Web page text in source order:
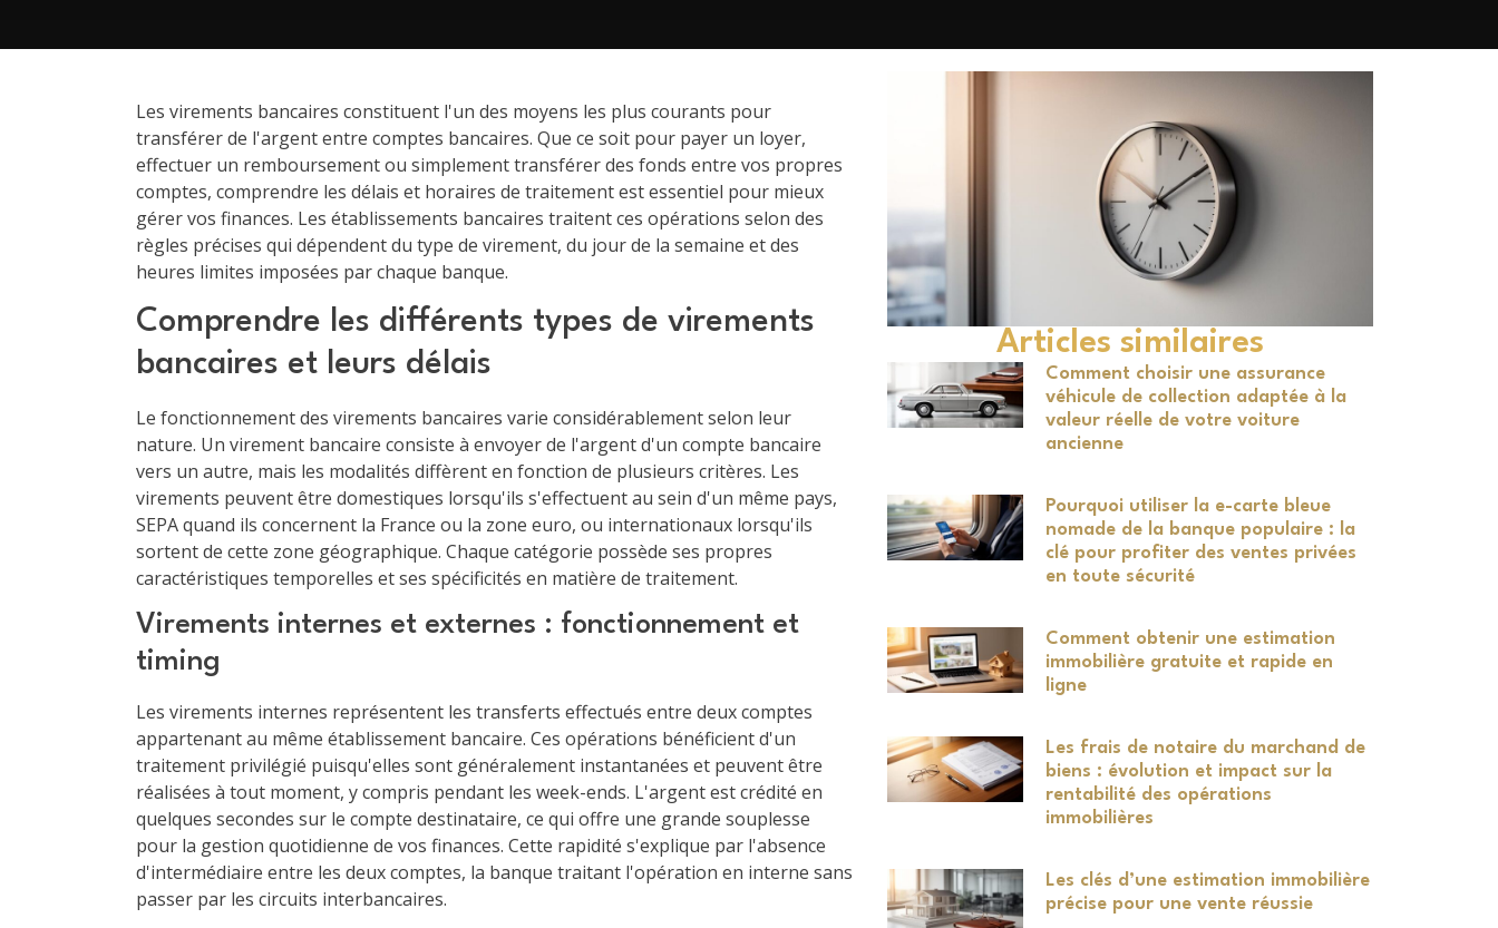
Les virements bancaires constituent l'un des moyens les plus courants pour
transférer de l'argent entre comptes bancaires. Que ce soit pour payer un loyer,
effectuer un remboursement ou simplement transférer des fonds entre vos propres
comptes, comprendre les délais et horaires de traitement est essentiel pour mieux
gérer vos finances. Les établissements bancaires traitent ces opérations selon des
règles précises qui dépendent du type de virement, du jour de la semaine et des
heures limites imposées par chaque banque.
Comprendre les différents types de virements
bancaires et leurs délais
Le fonctionnement des virements bancaires varie considérablement selon leur
nature. Un virement bancaire consiste à envoyer de l'argent d'un compte bancaire
vers un autre, mais les modalités diffèrent en fonction de plusieurs critères. Les
virements peuvent être domestiques lorsqu'ils s'effectuent au sein d'un même pays,
SEPA quand ils concernent la France ou la zone euro, ou internationaux lorsqu'ils
sortent de cette zone géographique. Chaque catégorie possède ses propres
caractéristiques temporelles et ses spécificités en matière de traitement.
Virements internes et externes : fonctionnement et
timing
Les virements internes représentent les transferts effectués entre deux comptes
appartenant au même établissement bancaire. Ces opérations bénéficient d'un
traitement privilégié puisqu'elles sont généralement instantanées et peuvent être
réalisées à tout moment, y compris pendant les week-ends. L'argent est crédité en
quelques secondes sur le compte destinataire, ce qui offre une grande souplesse
pour la gestion quotidienne de vos finances. Cette rapidité s'explique par l'absence
d'intermédiaire entre les deux comptes, la banque traitant l'opération en interne sans
passer par les circuits interbancaires.
Articles similaires
Comment choisir une assurance
véhicule de collection adaptée à la
valeur réelle de votre voiture
ancienne
Pourquoi utiliser la e-carte bleue
nomade de la banque populaire : la
clé pour profiter des ventes privées
en toute sécurité
Comment obtenir une estimation
immobilière gratuite et rapide en
ligne
Les frais de notaire du marchand de
biens : évolution et impact sur la
rentabilité des opérations
immobilières
Les clés d’une estimation immobilière
précise pour une vente réussie